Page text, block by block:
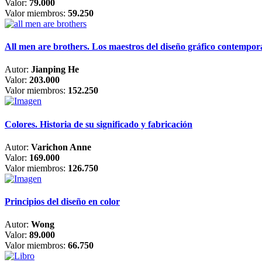
Valor: 79.000
Valor miembros: 59.250
All men are brothers. Los maestros del diseño gráfico
Autor: Jianping He
Valor: 203.000
Valor miembros: 152.250
Colores. Historia de su significado y fabricación
Autor: Varichon Anne
Valor: 169.000
Valor miembros: 126.750
Principios del diseño en color
Autor: Wong
Valor: 89.000
Valor miembros: 66.750